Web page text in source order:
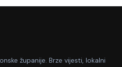
županije. Brze vijesti, lokalni